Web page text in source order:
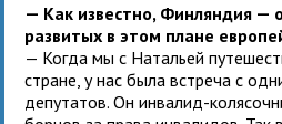
— Как известно, Финляндия —
развитых в этом плане
— Когда мы с Натальей
стране, у нас была встреча с
депутатов. Он инвалид-